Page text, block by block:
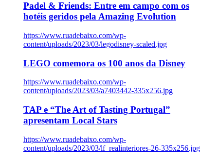
Padel & Friends: Entre em campo com os
hotéis geridos pela Amazing Evolution
https://www.ruadebaixo.com/wp-
content/uploads/2023/03/legodisney-scaled.jpg
LEGO comemora os 100 anos da Disney
https://www.ruadebaixo.com/wp-
content/uploads/2023/03/a7403442-335x256.jpg
TAP e “The Art of Tasting Portugal”
apresentam Local Stars
https://www.ruadebaixo.com/wp-
content/uploads/2023/03/lf_realinteriores-26-335x256.jpg